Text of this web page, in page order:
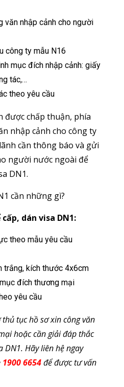
văn nhập cảnh cho người
công ty mẫu N16
mục đích nhập cảnh: giấy
tác,…
theo yêu cầu
được chấp thuận, phía
nhập cảnh cho công ty
cần thông báo và gửi
người nước ngoài để
DN1.
dán visa DN1:
theo mẫu yêu cầu
trắng, kích thước 4x6cm
đích thương mại
yêu cầu
tục hồ sơ xin công văn
hoặc cần giải đáp thắc
DN1. Hãy liên hệ ngay
1900 6654để được tư vấn